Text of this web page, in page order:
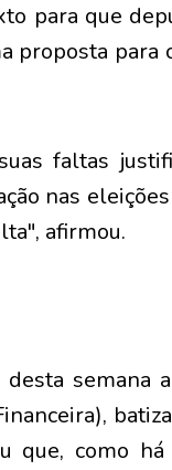
para que
proposta
faltas
nas
afirmou.
semana
que, como